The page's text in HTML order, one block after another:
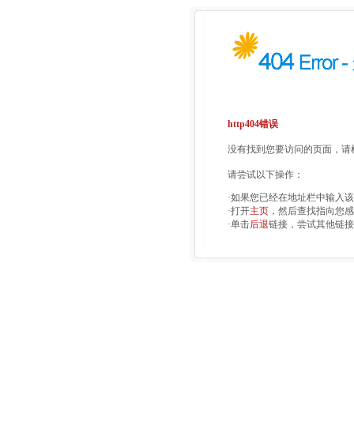
http404错误
没有找到您要访问的页面，
请尝试以下操作：
·如果您已经在地址栏中输入
·打开主页 ，然后查找指向您
·单击后退链接，尝试其他链